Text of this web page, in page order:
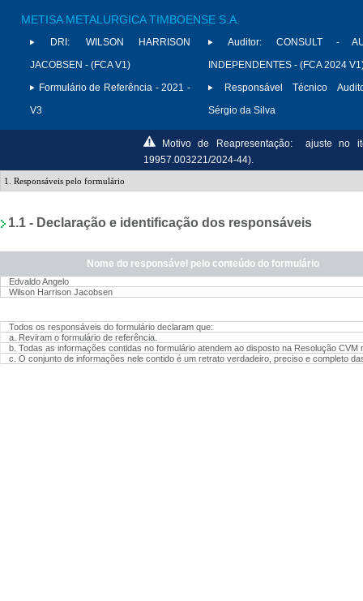
METISA METALURGICA TIMBOENSE S.A.
DRI:
WILSON HARRISON
JACOBSEN - (FCA V1)
Formulário de Referência - 2021 -
V3
Auditor:
CONSULT -
INDEPENDENTES - (FCA 2024
Responsável Técnico
Sérgio da Silva
Motivo de Reapresentação:
ajuste no
19957.003221/2024-44).